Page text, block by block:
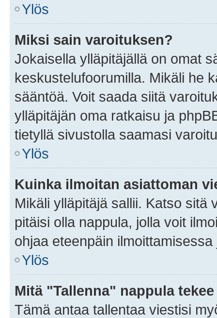
Ylös
Miksi sain varoituksen?
Jokaisella ylläpitäjällä on omat
keskustelufoorumilla. Mikäli he
sääntöä. Voit saada siitä
ylläpitäjän oma ratkaisu ja
tietyllä sivustolla saamasi
Ylös
Kuinka ilmoitan asiattoman
Mikäli ylläpitäjä sallii. Katso sitä
pitäisi olla nappula, jolla voit
ohjaa eteenpäin
Ylös
Mitä "Tallenna" nappula
Tämä antaa tallentaa viestisi